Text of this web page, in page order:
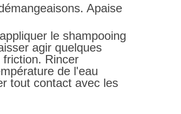
Apaise
le shampooing
agir quelques
Rincer
de l'eau
tout contact avec les